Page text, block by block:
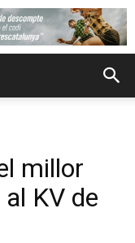
millor
KV de